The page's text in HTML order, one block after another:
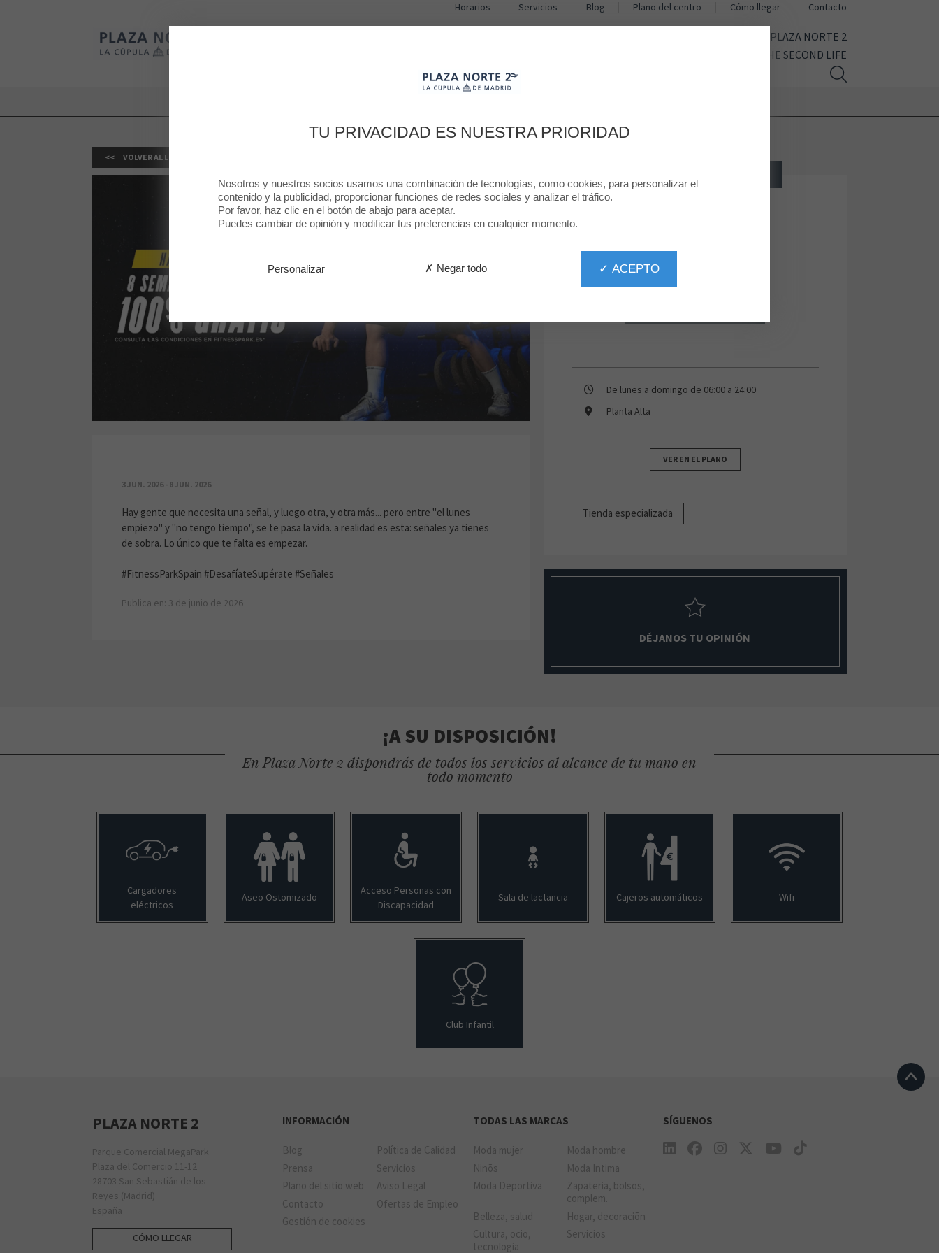
AHORA MISMO EN PLAZA NORTE 2
THE SECOND LIFE
Horarios Servicios Blog Plano del centro Cómo llegar Contacto
VOLVER AL LISTADO
3 JUN. 2026 - 8 JUN. 2026
Hay gente que necesita una señal, y luego otra, y otra más... pero entre "el lunes
empiezo" y "no tengo tiempo", se te pasa la vida. a realidad es esta: señales ya tienes
de sobra. Lo único que te falta es empezar.
#FitnessParkSpain #DesafíateSupérate #Señales
Publica en: 3 de junio de 2026
De lunes a domingo de 06:00 a 24:00
Planta Alta
VER EN EL PLANO
Tienda especializada
DÉJANOS TU OPINIÓN
¡A SU DISPOSICIÓN!
En Plaza Norte 2 dispondrás de todos los servicios al alcance de tu mano en
todo momento
Cargadores
eléctricos
Aseo Ostomizado
Acceso Personas con
Discapacidad
Sala de lactancia Cajeros automáticos Wifi
Club Infantil
PLAZA NORTE 2
Parque Comercial MegaPark
Plaza del Comercio 11-12
28703 San Sebastián de los
Reyes (Madrid)
España
CÓMO LLEGAR
INFORMACIÓN
Blog
Política de Calidad
Prensa
Servicios
Plano del sitio web
Aviso Legal
Contacto
Ofertas de Empleo
Gestión de cookies
TODAS LAS MARCAS
Moda mujer
Moda hombre
Ninõs
Moda Intima
Moda Deportiva
Zapateria, bolsos,
complem.
Belleza, salud
Hogar, decoraciõn
Cultura, ocio,
tecnologia
Servicios
SÍGUENOS
TU PRIVACIDAD ES NUESTRA PRIORIDAD
Nosotros y nuestros socios usamos una combinación de tecnologías, como cookies, para personalizar el
contenido y la publicidad, proporcionar funciones de redes sociales y analizar el tráfico.
Por favor, haz clic en el botón de abajo para aceptar.
Puedes cambiar de opinión y modificar tus preferencias en cualquier momento.
✓ ACEPTO
✗ Negar todo
Personalizar